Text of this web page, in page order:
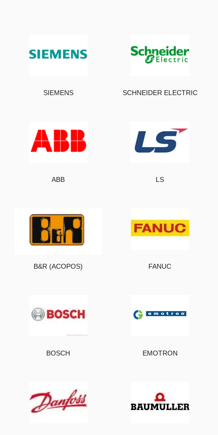
SIEMENS SCHNEIDER ELECTRIC
ABB LS
B&R (ACOPOS) FANUC
BOSCH EMOTRON